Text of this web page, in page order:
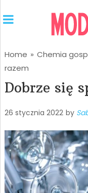
Home » Chemia
razem
Dobrze się
26 stycznia 2022 by